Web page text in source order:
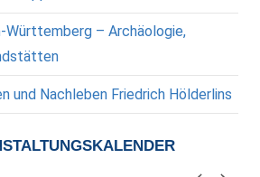
Württemberg – Archäologie,
und Nachleben Friedrich Hölderlins